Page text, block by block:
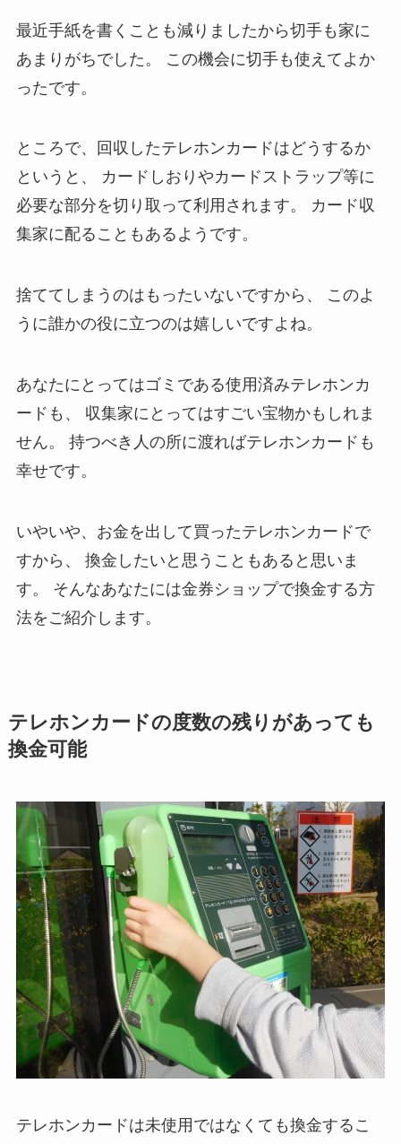
最近手紙を書くことも減りましたから切手も家に
あまりがちでした。
この機会に切手も使えてよか
ったです。
ところで、回収したテレホンカードはどうするか
というと、
カードしおりやカードストラップ等に
必要な部分を切り取って利用されます。
カード収
集家に配ることもあるようです。
捨ててしまうのはもったいないですから、
このよ
うに誰かの役に立つのは嬉しいですよね。
あなたにとってはゴミである使用済みテレホンカ
ードも、
収集家にとってはすごい宝物かもしれま
せん。
持つべき人の所に渡ればテレホンカードも
幸せです。
いやいや、お金を出して買ったテレホンカードで
すから、
換金したいと思うこともあると思いま
す。
そんなあなたには金券ショップで換金する方
法をご紹介します。
テレホンカードの度数の残りがあっても
換金可能
テレホンカードは未使用ではなくても換金するこ